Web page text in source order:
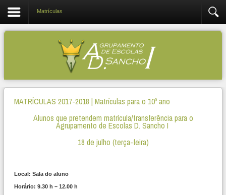
Matrículas
MATRÍCULAS 2017-2018 | Matrículas para o 10º ano
Alunos que pretendem matrícula/transferência para o
Agrupamento de Escolas D. Sancho I
18 de julho (terça-feira)
Local: Sala do aluno
Horário: 9.30 h – 12.00 h